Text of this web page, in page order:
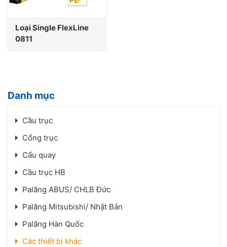
Loại Single FlexLine
0811
Danh mục
Cầu trục
Cổng trục
Cẩu quay
Cầu trục HB
Palăng ABUS/ CHLB Đức
Palăng Mitsubishi/ Nhật Bản
Palăng Hàn Quốc
Các thiết bị khác